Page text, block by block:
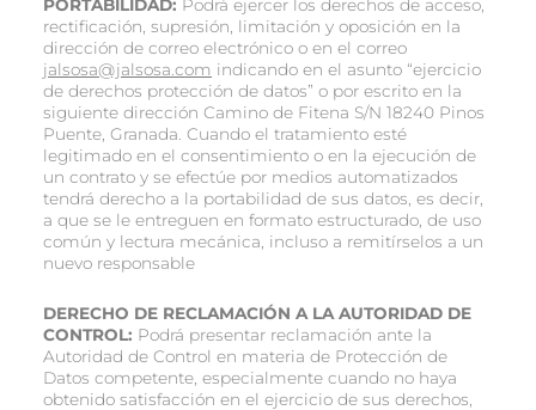
PORTABILIDAD: Podrá ejercer los derechos de acceso,
rectificación, supresión, limitación y oposición en la
dirección de correo electrónico o en el correo
jalsosa@jalsosa.com indicando en el asunto “ejercicio
de derechos protección de datos” o por escrito en la
siguiente dirección Camino de Fitena S/N 18240 Pinos
Puente, Granada. Cuando el tratamiento esté
legitimado en el consentimiento o en la ejecución de
un contrato y se efectúe por medios automatizados
tendrá derecho a la portabilidad de sus datos, es decir,
a que se le entreguen en formato estructurado, de uso
común y lectura mecánica, incluso a remitírselos a un
nuevo responsable
DERECHO DE RECLAMACIÓN A LA AUTORIDAD DE
CONTROL: Podrá presentar reclamación ante la
Autoridad de Control en materia de Protección de
Datos competente, especialmente cuando no haya
obtenido satisfacción en el ejercicio de sus derechos,